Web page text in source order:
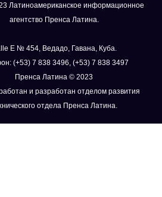
Латиноамериканское информационное
агентство Пренса Латина.
E № 454, Ведадо, Гавана, Куба.
(+53) 7 838 3496, (+53) 7 838 3497
Пренса Латина © 2023
и разработан отделом развития
отдела Пренса Латина.